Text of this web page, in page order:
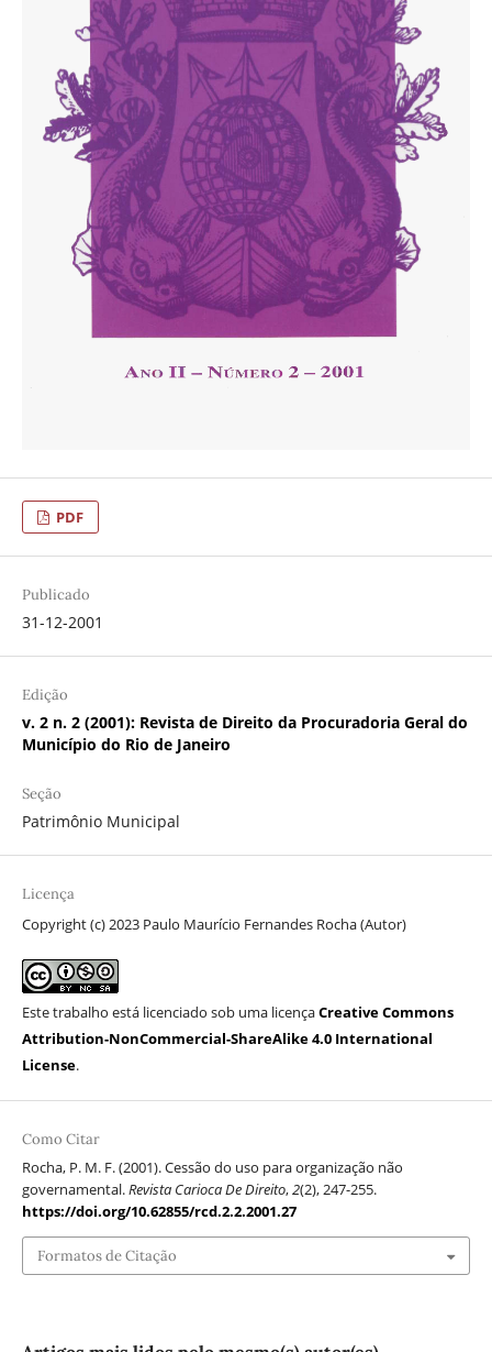
PDF
Publicado
31-12-2001
Edição
v. 2 n. 2 (2001): Revista de Direito da Procuradoria Geral do
Município do Rio de Janeiro
Seção
Patrimônio Municipal
Licença
Copyright (c) 2023 Paulo Maurício Fernandes Rocha (Autor)
Este trabalho está licenciado sob uma licençaCreative Commons
Attribution-NonCommercial-ShareAlike 4.0 International
License.
Como Citar
Rocha, P. M. F. (2001). Cessão do uso para organização não
governamental.Revista Carioca De Direito,2(2), 247-255.
https://doi.org/10.62855/rcd.2.2.2001.27
Formatos de Citação